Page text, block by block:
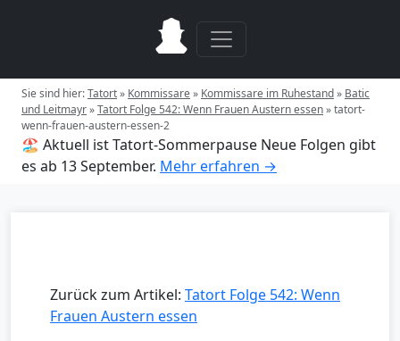
Sie sind hier:Tatort» Kommissare» Kommissare im Ruhestand» Batic
und Leitmayr»Tatort Folge 542: Wenn Frauen Austern essen»tatort-
wenn-frauen-austern-essen-2
🏖️ Aktuell ist Tatort-Sommerpause Neue Folgen gibt
es ab 13 September. Mehr erfahren →
Zurück zum Artikel: Tatort Folge 542: Wenn
Frauen Austern essen